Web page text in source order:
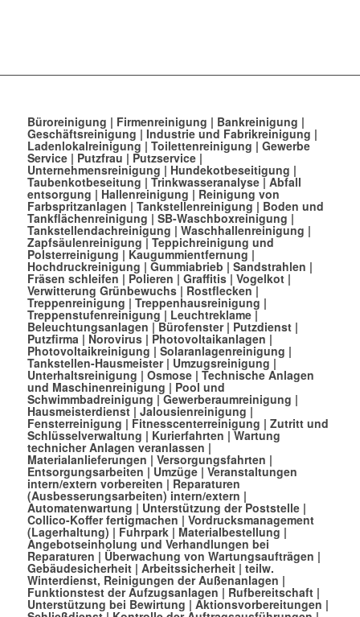
Büroreinigung | Firmenreinigung | Bankreinigung |
Geschäftsreinigung | Industrie und Fabrikreinigung |
Ladenlokalreinigung| Toilettenreinigung | Gewerbe
Service| Putzfrau | Putzservice|
Unternehmensreinigung | Hundekotbeseitigung |
Taubenkotbeseitung | Trinkwasseranalyse|Abfall
entsorgung | Hallenreinigung | Reinigung von
Farbspritzanlagen | Tankstellenreinigung| Boden und
Tankflächenreinigung | SB-Waschboxreinigung |
Tankstellendachreinigung | Waschhallenreinigung |
Zapfsäulenreinigung| Teppichreinigung und
Polsterreinigung| Kaugummientfernung|
Hochdruckreinigung | Gummiabrieb | Sandstrahlen |
Fräsen schleifen | Polieren | Graffitis| Vogelkot|
Verwitterung Grünbewuchs| Rostflecken|
Treppenreinigung | Treppenhausreinigung |
Treppenstufenreinigung| Leuchtreklame|
Beleuchtungsanlagen |Bürofenster| Putzdienst|
Putzfirma | Norovirus| Photovoltaikanlagen |
Photovoltaikreinigung | Solaranlagenreinigung |
Tankstellen-Hausmeister| Umzugsreinigung |
Unterhaltsreinigung | Osmose| Technische Anlagen
und Maschinenreinigung | Pool und
Schwimmbadreinigung |Gewerberaumreinigung |
Hausmeisterdienst| Jalousienreinigung |
Fensterreinigung | Fitnesscenterreinigung | Zutritt und
Schlüsselverwaltung | Kurierfahrten |Wartung
technicher Anlagen veranlassen |
Materialanlieferungen | Versorgungsfahrten |
Entsorgungsarbeiten |Umzüge| Veranstaltungen
intern/extern vorbereiten | Reparaturen
(Ausbesserungsarbeiten) intern/extern |
Automatenwartung | Unterstützung der Poststelle|
Collico-Koffer fertigmachen | Vordrucksmanagement
(Lagerhaltung) | Fuhrpark| Materialbestellung |
Angebotseinholung und Verhandlungen bei
Reparaturen | Überwachung von Wartungsaufträgen |
Gebäudesicherheit| Arbeitssicherheit| teilw.
Winterdienst, Reinigungen der Außenanlagen |
Funktionstest der Aufzugsanlagen | Rufbereitschaft|
Unterstützung bei Bewirtung | Aktionsvorbereitungen |